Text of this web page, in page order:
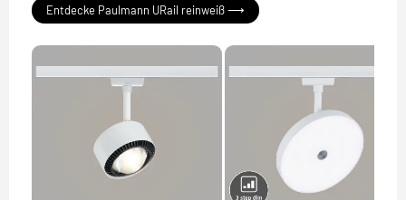
Entdecke Paulmann URail reinweiß ⟶